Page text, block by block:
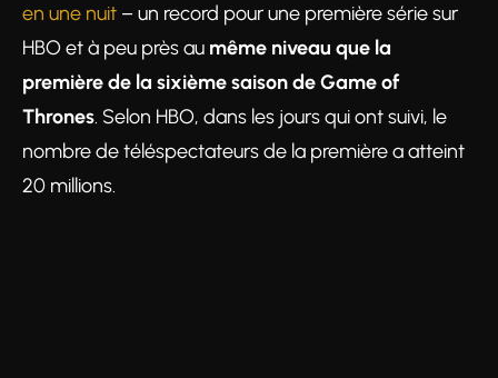
en une nuit – un record pour une première série sur
HBO et à peu près au même niveau que la
première de la sixième saison de Game of
Thrones. Selon HBO, dans les jours qui ont suivi, le
nombre de téléspectateurs de la première a atteint
20 millions.